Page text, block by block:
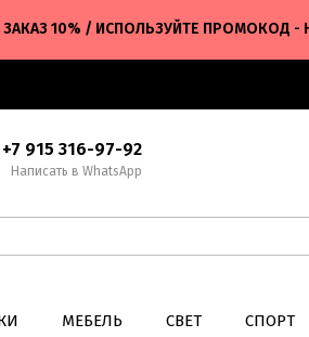
10% / ИСПОЛЬЗУЙТЕ ПРОМОКОД -
+7 915 316-97-92
Написать в WhatsApp
МЕБЕЛЬ СВЕТ СПОРТ